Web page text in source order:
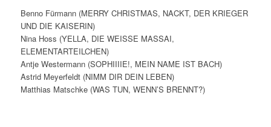
Benno Fürmann (MERRY CHRISTMAS, NACKT, DER KRIEGER
UND DIE KAISERIN)
Nina Hoss (YELLA, DIE WEISSE MASSAI,
ELEMENTARTEILCHEN)
Antje Westermann (SOPHIIIIE!, MEIN NAME IST BACH)
Astrid Meyerfeldt (NIMM DIR DEIN LEBEN)
Matthias Matschke (WAS TUN, WENN’S BRENNT?)